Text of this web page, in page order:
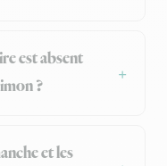
est absent
?
et les